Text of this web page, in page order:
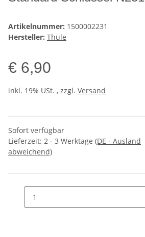
Artikelnummer: 1500002231
Hersteller: Thule
€ 6,90
inkl. 19% USt. , zzgl. Versand
Sofort verfügbar
Lieferzeit: 2 - 3 Werktage (DE - Ausland
abweichend)